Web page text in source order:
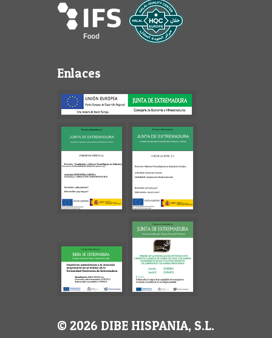
Enlaces
© 2026 DIBE HISPANIA, S.L.